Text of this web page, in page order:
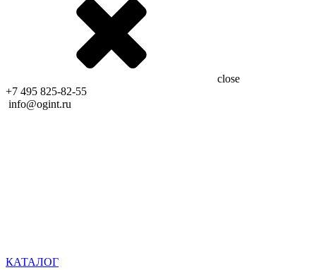
close
+7 495 825-82-55
info@ogint.ru
КАТАЛОГ